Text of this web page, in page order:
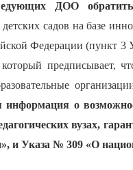
ДОО
садов на базе
Федерации (пункт 3
предписывает,
информация о
вузах,
и Указа № 309 «О